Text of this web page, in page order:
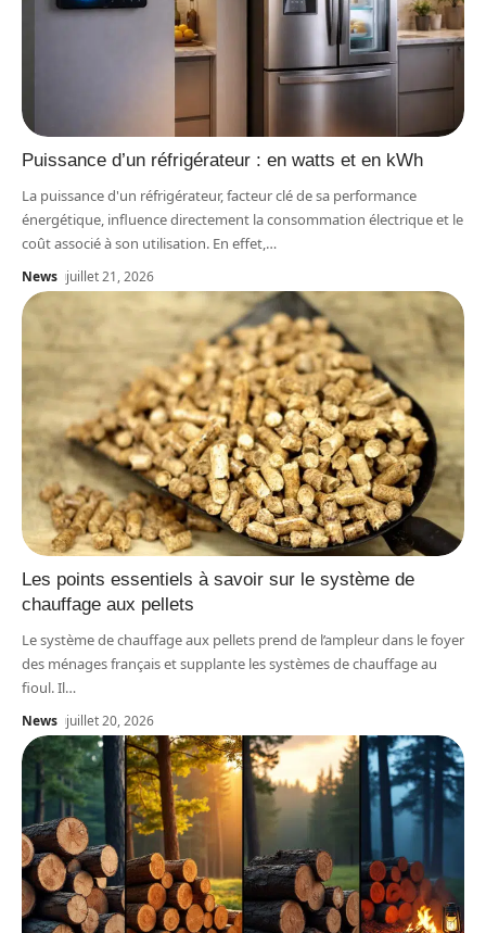
Puissance d’un réfrigérateur : en watts et en kWh
La puissance d'un réfrigérateur, facteur clé de sa performance
énergétique, influence directement la consommation électrique et le
coût associé à son utilisation. En effet, …
News juillet 21, 2026
Les points essentiels à savoir sur le système de
chauffage aux pellets
Le système de chauffage aux pellets prend de l’ampleur dans le foyer
des ménages français et supplante les systèmes de chauffage au
fioul. Il…
News juillet 20, 2026